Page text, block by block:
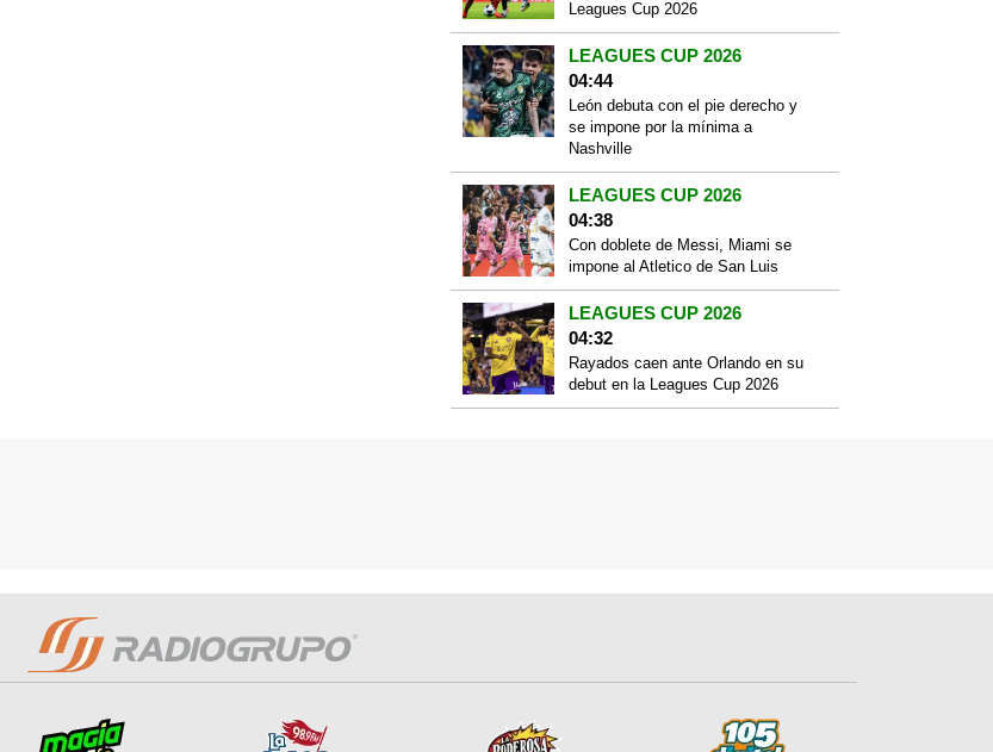
Leagues Cup 2026
LEAGUES CUP 2026
04:44
León debuta con el pie derecho y
se impone por la mínima a
Nashville
LEAGUES CUP 2026
04:38
Con doblete de Messi, Miami se
impone al Atletico de San Luis
LEAGUES CUP 2026
04:32
Rayados caen ante Orlando en su
debut en la Leagues Cup 2026